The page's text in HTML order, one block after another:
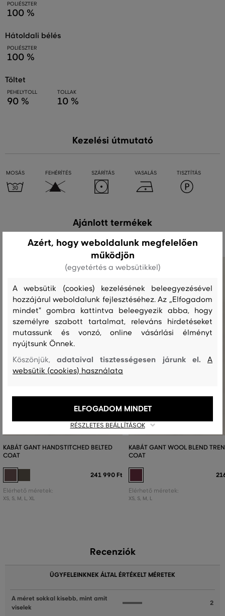
POLIÉSZTER
100 %
hátoldali bélés
POLIÉSZTER
100 %
töltet
PEHELYTOLL
90 %
TOLLAK
10 %
Kezelési útmutató
MOSÁS FEHÉRÍTÉS SZÁRÍTÁS VASALÁS TISZTÍTÁS
Ajánlott termékek
KABÁT GANT HANDSTITCHED BELTED
COAT
241 990 Ft
Elérhető méretek:
XS, S, M, L, XL
KABÁT GANT WOOL BLEND
COAT
Elérhető méretek:
XS, S, M, L
Recenziók
ÜGYFELEINKNEK ÁLTAL ÉRTÉKELT MÉRETEK
A méret sokkal kisebb, mint amit
viselek
2
Azért, hogy weboldalunk megfelelően
működjön
(egyetértés a websütikkel)
A websütik (cookies) kezelésének beleegyezésével
hozzájárul weboldalunk fejlesztéséhez. Az „Elfogadom
mindet" gombra kattintva beleegyezik abba, hogy
személyre szabott tartalmat, releváns hirdetéseket
mutassunk és vonzó, online vásárlási élményt
nyújtsunk Önnek.
Köszönjük,adataival tisztességesen járunk el.A
websütik (cookies) használata
RÉSZLETES BEÁLLÍTÁSOK
ELFOGADOM MINDET